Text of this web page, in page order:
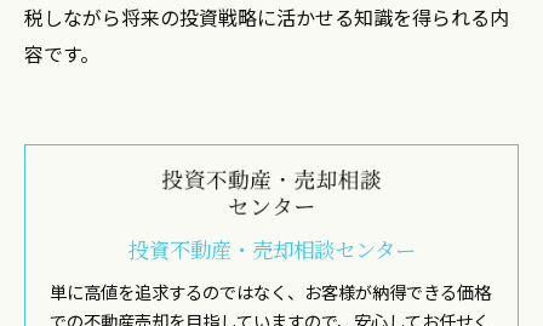
税しながら将来の投資戦略に活かせる知識を得られる内
容です。
投資不動産・売却相談センター
単に高値を追求するのではなく、お客様が納得できる価格
での不動産売却を目指していますので、安心してお任せく